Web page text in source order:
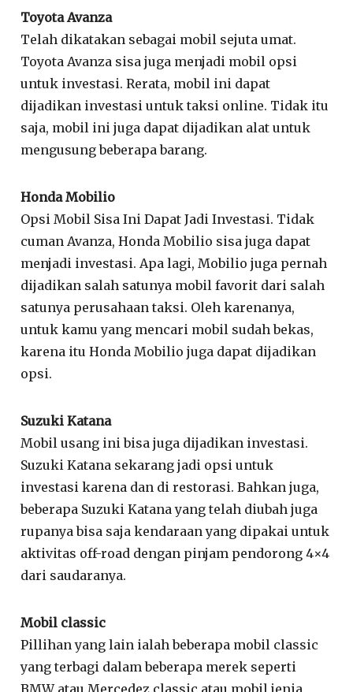
Toyota Avanza
Telah dikatakan sebagai mobil sejuta umat.
Toyota Avanza sisa juga menjadi mobil opsi
untuk investasi. Rerata, mobil ini dapat
dijadikan investasi untuk taksi online. Tidak itu
saja, mobil ini juga dapat dijadikan alat untuk
mengusung beberapa barang.
Honda Mobilio
Opsi Mobil Sisa Ini Dapat Jadi Investasi. Tidak
cuman Avanza, Honda Mobilio sisa juga dapat
menjadi investasi. Apa lagi, Mobilio juga pernah
dijadikan salah satunya mobil favorit dari salah
satunya perusahaan taksi. Oleh karenanya,
untuk kamu yang mencari mobil sudah bekas,
karena itu Honda Mobilio juga dapat dijadikan
opsi.
Suzuki Katana
Mobil usang ini bisa juga dijadikan investasi.
Suzuki Katana sekarang jadi opsi untuk
investasi karena dan di restorasi. Bahkan juga,
beberapa Suzuki Katana yang telah diubah juga
rupanya bisa saja kendaraan yang dipakai untuk
aktivitas off-road dengan pinjam pendorong 4×4
dari saudaranya.
Mobil classic
Pillihan yang lain ialah beberapa mobil classic
yang terbagi dalam beberapa merek seperti
BMW atau Mercedez classic atau mobil jenia